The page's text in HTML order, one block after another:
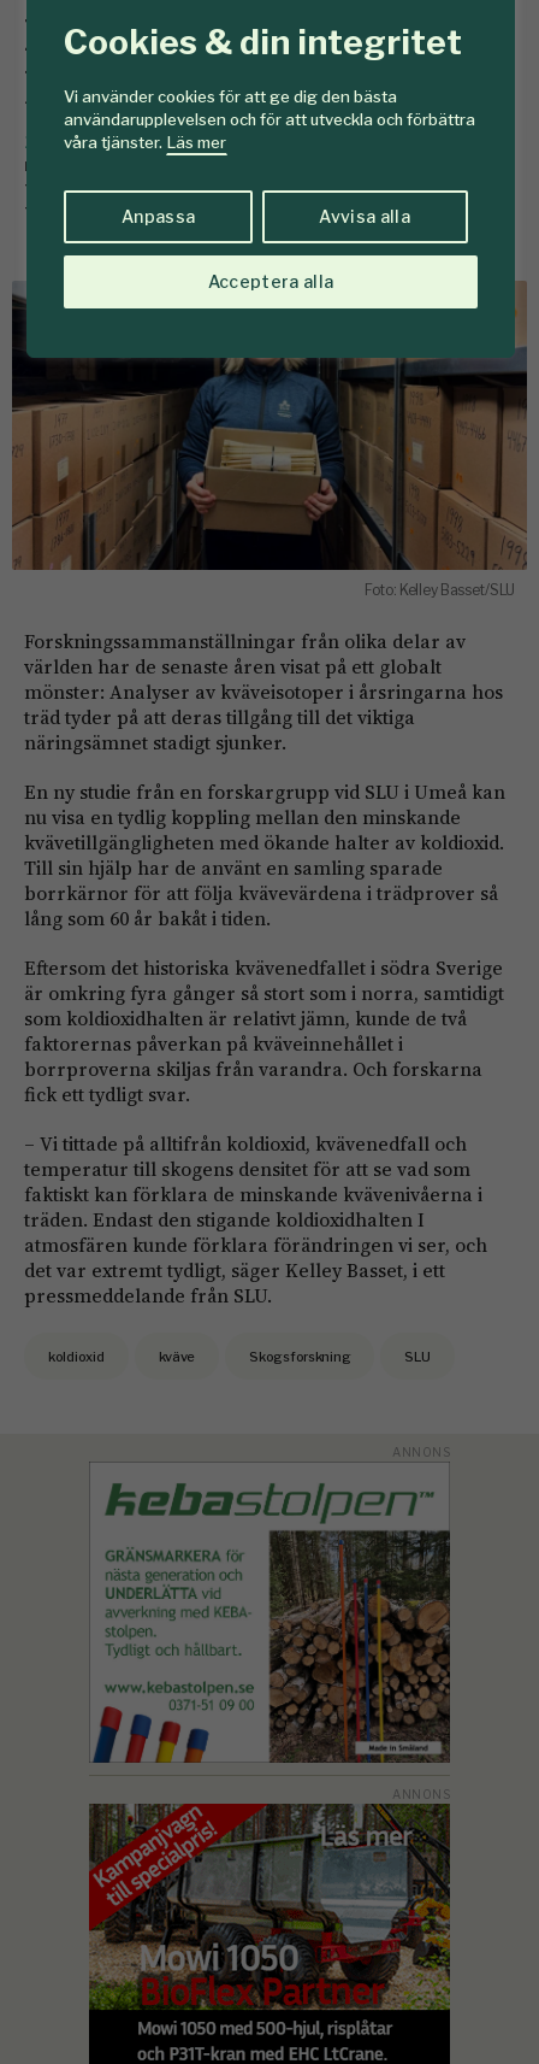
Cookies & din integritet
Vi använder cookies för att ge dig den bästa
användarupplevelsen och för att utveckla och förbättra
våra tjänster. Läs mer
Anpassa Avvisa alla
Acceptera alla
Källarfynd hjälper
klimatforskare
24 februari I en källare hos SLU i Umeå finns över en
miljon borrkärnor från svenska träd. Nu har de kommit
till användning för forskare som undersöker varför
tillgången på kväve i skogen minskar.
Foto: Kelley Basset/SLU
Forskningssammanställningar från olika delar av
världen har de senaste åren visat på ett globalt
mönster: Analyser av kväveisotoper i årsringarna hos
träd tyder på att deras tillgång till det viktiga
näringsämnet stadigt sjunker.
En ny studie från en forskargrupp vid SLU i Umeå kan
nu visa en tydlig koppling mellan den minskande
kvävetillgängligheten med ökande halter av koldioxid.
Till sin hjälp har de använt en samling sparade
borrkärnor för att följa kvävevärdena i trädprover så
lång som 60 år bakåt i tiden.
Eftersom det historiska kvävenedfallet i södra Sverige
är omkring fyra gånger så stort som i norra, samtidigt
som koldioxidhalten är relativt jämn, kunde de två
faktorernas påverkan på kväveinnehållet i
borrproverna skiljas från varandra. Och forskarna
fick ett tydligt svar.
– Vi tittade på alltifrån koldioxid, kvävenedfall och
temperatur till skogens densitet för att se vad som
faktiskt kan förklara de minskande kvävenivåerna i
träden. Endast den stigande koldioxidhalten I
atmosfären kunde förklara förändringen vi ser, och
det var extremt tydligt, säger Kelley Basset, i ett
pressmeddelande från SLU.
koldioxid kväve Skogsforskning SLU